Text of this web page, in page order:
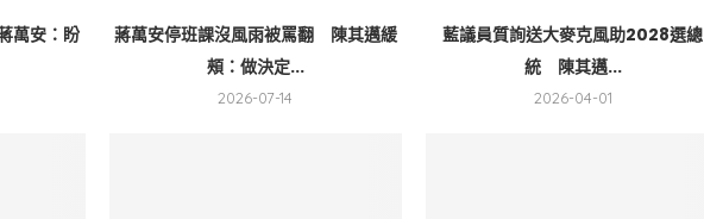
萬安：盼
蔣萬安停班課沒風雨被罵翻 陳其邁緩
頰：做決定...
2026-07-14
藍議員質詢送大麥克風助2028選總
統 陳其邁...
2026-04-01